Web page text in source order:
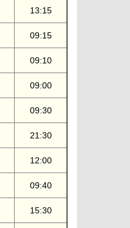
13:15
09:15
09:10
09:00
09:30
21:30
12:00
09:40
15:30